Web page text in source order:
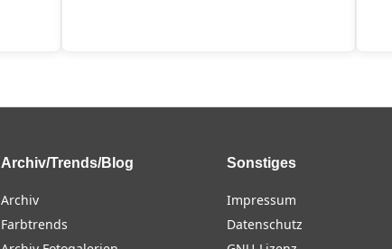
Archiv/Trends/Blog
Archiv
Farbtrends
Sonstiges
Impressum
Datenschutz